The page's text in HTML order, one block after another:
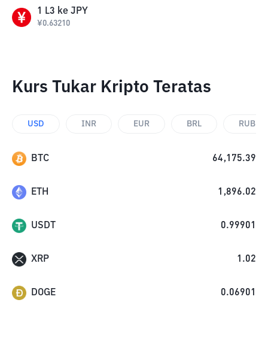
1 L3 ke JPY
¥0.63210
Kurs Tukar Kripto Teratas
USD INR EUR BRL RUB
BTC 64,175.39
ETH 1,896.02
USDT 0.99901
XRP 1.02
DOGE 0.06901